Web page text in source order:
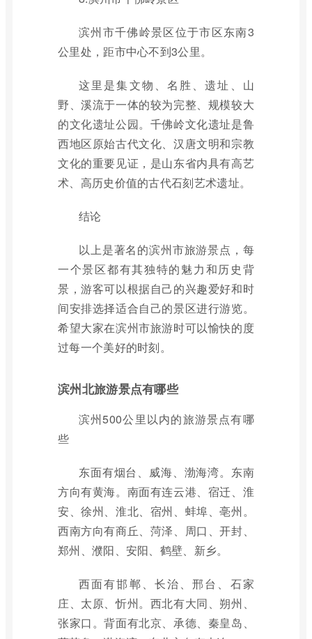
滨州市千佛岭景区位于市区东南3
公里处，距市中心不到3公里。
这里是集文物、名胜、遗址、山
野、溪流于一体的较为完整、规模较大
的文化遗址公园。千佛岭文化遗址是鲁
西地区原始古代文化、汉唐文明和宗教
文化的重要见证，是山东省内具有高艺
术、高历史价值的古代石刻艺术遗址。
结论
以上是著名的滨州市旅游景点，每
一个景区都有其独特的魅力和历史背
景，游客可以根据自己的兴趣爱好和时
间安排选择适合自己的景区进行游览。
希望大家在滨州市旅游时可以愉快的度
过每一个美好的时刻。
滨州北旅游景点有哪些
滨州500公里以内的旅游景点有哪
些
东面有烟台、威海、渤海湾。东南
方向有黄海。南面有连云港、宿迁、淮
安、徐州、淮北、宿州、蚌埠、亳州。
西南方向有商丘、菏泽、周口、开封、
郑州、濮阳、安阳、鹤壁、新乡。
西面有邯郸、长治、邢台、石家
庄、太原、忻州。西北有大同、朔州、
张家口。背面有北京、承德、秦皇岛、